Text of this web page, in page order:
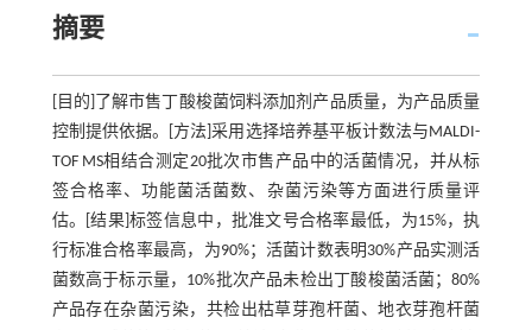
摘要
[目的]了解市售丁酸梭菌饲料添加剂产品质量，为产品质量
控制提供依据。[方法]采用选择培养基平板计数法与MALDI-
TOF MS相结合测定20批次市售产品中的活菌情况，并从标
签合格率、功能菌活菌数、杂菌污染等方面进行质量评
估。[结果]标签信息中，批准文号合格率最低，为15%，执
行标准合格率最高，为90%；活菌计数表明30%产品实测活
菌数高于标示量，10%批次产品未检出丁酸梭菌活菌；80%
产品存在杂菌污染，共检出枯草芽孢杆菌、地衣芽孢杆菌